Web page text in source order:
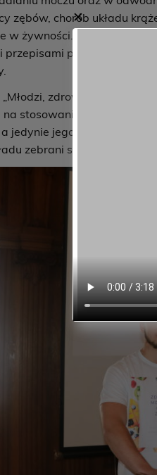
zębów, chorób układu
w żywności. Cukier można
prawa oraz
zdrowi, aktywni”
na stosowanie zdrowych
jedynie jego zdrowych
zebrani słuchacze
✕